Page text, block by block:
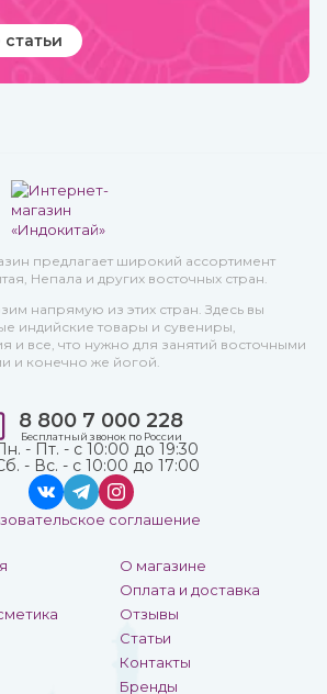
предлагает широкий ассортимент
Непала и других восточных стран.
напрямую из этих стран. Здесь вы
индийские товары и сувениры,
и все, что нужно для занятий восточными
и конечно же йогой.
О магазине
Оплата и доставка
Отзывы
Статьи
Контакты
Бренды
8 800 7 000 228
Бесплатный звонок по России
- Пт. - с 10:00 до 19:30
- Вс. - с 10:00 до 17:00
соглашение